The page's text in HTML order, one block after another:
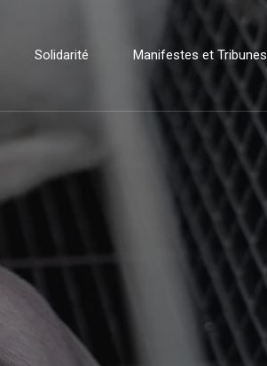
Solidarité Manifestes et Tribunes